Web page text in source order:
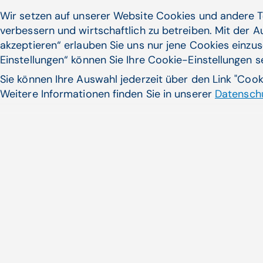
Wir setzen auf unserer Website Cookies und andere
verbessern und wirtschaftlich zu betreiben. Mit der
akzeptieren“ erlauben Sie uns nur jene Cookies
Einstellungen“ können Sie Ihre Cookie-Einstellungen
Sie können Ihre Auswahl jederzeit über den Link
Weitere Informationen finden Sie in unserer